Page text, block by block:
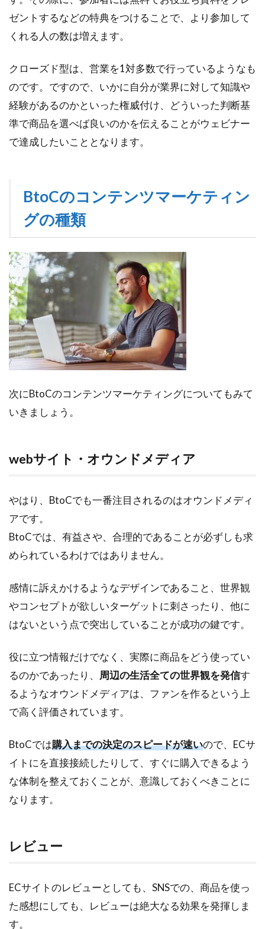
ゼントするなどの特典をつけることで、より参加して
くれる人の数は増えます。
クローズド型は、営業を1対多数で行っているようなも
のです。ですので、いかに自分が業界に対して知識や
経験があるのかといった権威付け、どういった判断基
準で商品を選べば良いのかを伝えることがウェビナー
で達成したいこととなります。
BtoCのコンテンツマーケティン
グの種類
次にBtoCのコンテンツマーケティングについてもみて
いきましょう。
webサイト・オウンドメディア
やはり、BtoCでも一番注目されるのはオウンドメディ
アです。
BtoCでは、有益さや、合理的であることが必ずしも求
められているわけではありません。
感情に訴えかけるようなデザインであること、世界観
やコンセプトが欲しいターゲットに刺さったり、他に
はないという点で突出していることが成功の鍵です。
役に立つ情報だけでなく、実際に商品をどう使ってい
るのかであったり、 周辺の生活全ての世界観を発信す
るようなオウンドメディアは、ファンを作るという上
で高く評価されています。
BtoCでは購入までの決定のスピードが速いので、ECサ
イトにを直接接続したりして、すぐに購入できるよう
な体制を整えておくことが、意識しておくべきことに
なります。
レビュー
ECサイトのレビューとしても、SNSでの、商品を使っ
た感想にしても、レビューは絶大なる効果を発揮しま
す。